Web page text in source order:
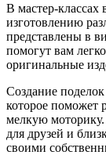
В мастер-
изготовлению
представлены в
помогут вам
оригинальные
Создание
которое поможет
мелкую
для друзей и
своими